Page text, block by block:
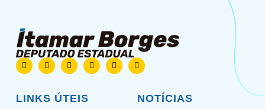
LINKS ÚTEIS NOTÍCIAS